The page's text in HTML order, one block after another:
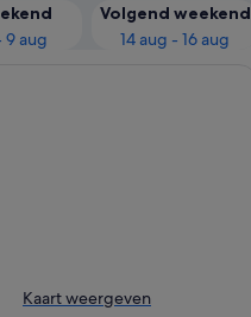
9 aug
Volgend weekend
14 aug - 16 aug
Kaart weergeven